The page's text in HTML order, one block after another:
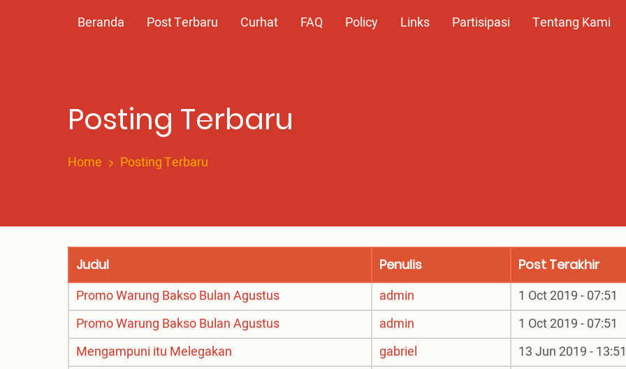
Main
Beranda Post Terbaru Curhat FAQ Policy Links Partisipasi Tentang Kami
Posting Terbaru
Home Posting Terbaru
Judul Penulis Post Terakhir
Promo Warung Bakso Bulan Agustus admin
1 Oct 2019 - 07:51
Promo Warung Bakso Bulan Agustus
admin
1 Oct 2019 - 07:51
Mengampuni itu Melegakan
gabriel
13 Jun 2019 - 13:51